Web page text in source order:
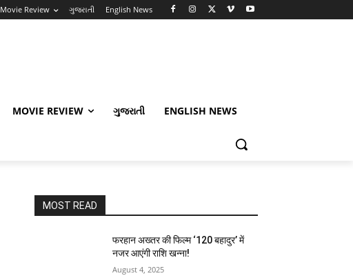
Movie Review ગુજરાતી English News
MOVIE REVIEW ગુજરાતી ENGLISH NEWS
MOST READ
फरहान अख्तर की फिल्म ‘120 बहादुर’ में
नजर आएंगी राशि खन्ना!
August 4, 2025